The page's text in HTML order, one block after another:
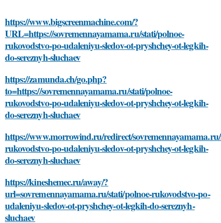
https://www.bigscreenmachine.com/?
URL=https://sovremennayamama.ru/stati/polnoe-
rukovodstvo-po-udaleniyu-sledov-ot-pryshchey-ot-legkih-
do-sereznyh-sluchaev
https://zamunda.ch/go.php?
to=https://sovremennayamama.ru/stati/polnoe-
rukovodstvo-po-udaleniyu-sledov-ot-pryshchey-ot-legkih-
do-sereznyh-sluchaev
https://www.morrowind.ru/redirect/
rukovodstvo-po-udaleniyu-sledov-ot-pryshchey-ot-legkih-
do-sereznyh-sluchaev
https://kineshemec.ru/away/?
url=sovremennayamama.ru/stati/polnoe-rukovodstvo-po-
udaleniyu-sledov-ot-pryshchey-ot-legkih-do-sereznyh-
sluchaev